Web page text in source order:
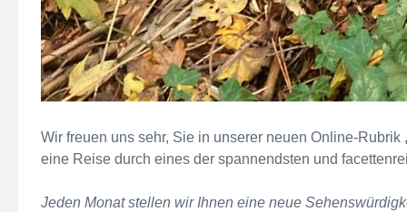
Wir freuen uns sehr, Sie in unserer neuen Online-Rubrik
eine Reise durch eines der spannendsten und
Jeden Monat stellen wir Ihnen eine neue